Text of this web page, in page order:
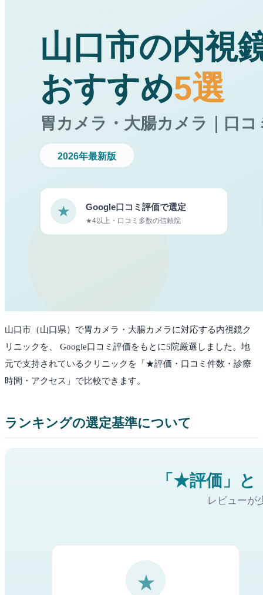
山口市 （山口県）で胃カメラ・大腸カメラに対応する内視鏡ク
リニックを、 Google口コミ評価をもとに5院厳選しました。 地
元で支持されているクリニックを「★評価・口コミ件数・診療
時間・アクセス」で比較できます。
ランキングの選定基準について